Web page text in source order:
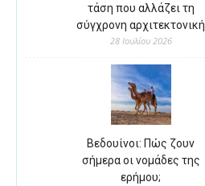
τάση που αλλάζει τη
σύγχρονη αρχιτεκτονική
28 Ιουλίου 2026
Βεδουίνοι: Πώς ζουν
σήμερα οι νομάδες της
ερήμου;